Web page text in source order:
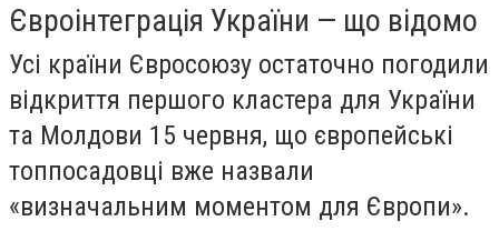
Євроінтеграція України — що відомо
Усі країни Євросоюзу остаточно погодили
відкриття першого кластера для України
та Молдови 15 червня, що європейські
топпосадовці вже назвали
«визначальним моментом для Європи».